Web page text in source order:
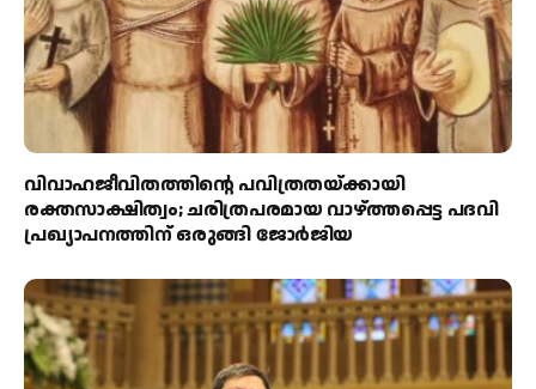
വിവാഹജീവിതത്തിന്റെ പവിത്രതയ്ക്കായി
രക്തസാക്ഷിത്വം; ചരിത്രപരമായ വാഴ്ത്തപ്പെട്ട പദവി
പ്രഖ്യാപനത്തിന് ഒരുങ്ങി ജോര്‍ജിയ